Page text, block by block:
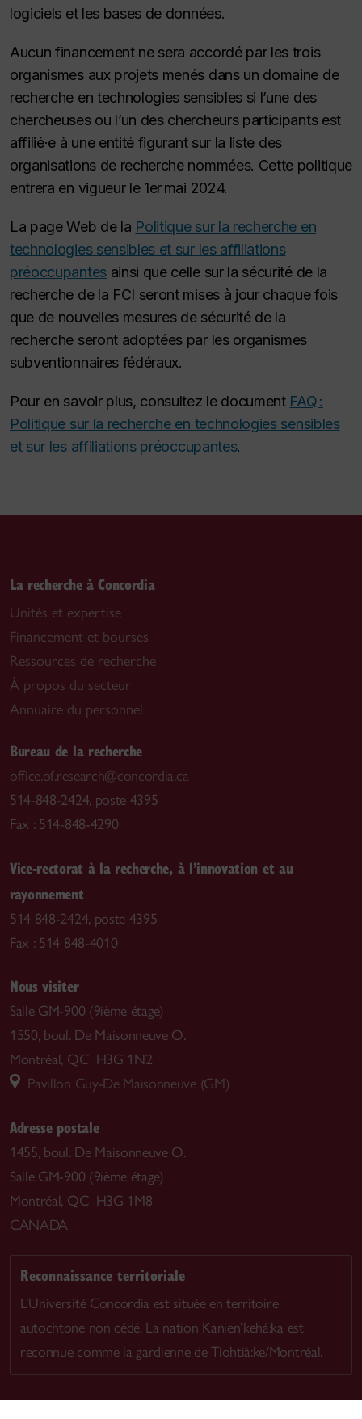
logiciels et les bases de données.
Aucun financement ne sera accordé par les trois
organismes aux projets menés dans un domaine de
recherche en technologies sensibles si l’une des
chercheuses ou l’un des chercheurs participants est
affilié·e à une entité figurant sur la liste des
organisations de recherche nommées. Cette politique
entrera en vigueur le 1er mai 2024.
La page Web de la Politique sur la recherche en
technologies sensibles et sur les affiliations
préoccupantesainsi que celle sur la sécurité de la
recherche de la FCI seront mises à jour chaque fois
que de nouvelles mesures de sécurité de la
recherche seront adoptées par les organismes
subventionnaires fédéraux.
Pour en savoir plus, consultez le document FAQ :
Politique sur la recherche en technologies sensibles
et sur les affiliations préoccupantes.
La recherche à Concordia
Unités et expertise
Financement et bourses
Ressources de recherche
À propos du secteur
Annuaire du personnel
Bureau de la recherche
office.of.research@concordia.ca
514-848-2424, poste 4395
Fax : 514-848-4290
Vice-rectorat à la recherche, à l’innovation et au
rayonnement
514 848-2424, poste 4395
Fax : 514 848-4010
Nous visiter
Salle GM-900 (9ième étage)
1550, boul. De Maisonneuve O.
Montréal, QC H3G 1N2
Pavillon Guy-De Maisonneuve (GM)
Adresse postale
1455, boul. De Maisonneuve O.
Salle GM-900 (9ième étage)
Montréal, QC H3G 1M8
CANADA
Reconnaissance territoriale
L’Université Concordia est située en territoire
autochtone non cédé. La nation Kanien’kehá:ka est
reconnue comme la gardienne de Tiohtià:ke/Montréal.